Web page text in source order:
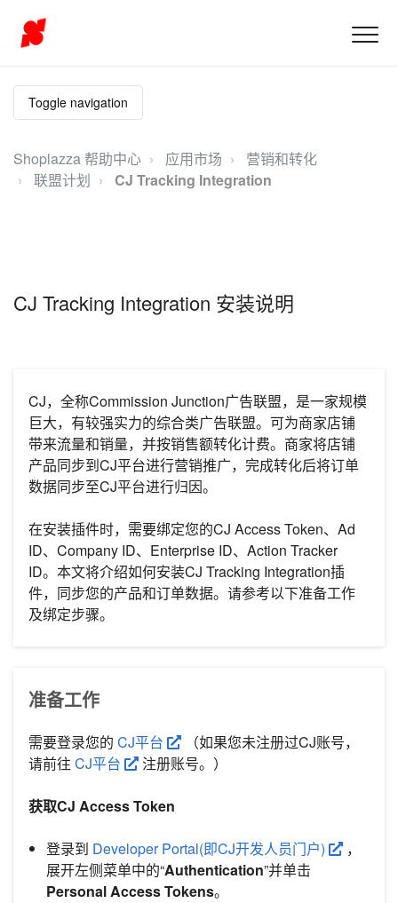
Toggle navigation
Shoplazza 帮助中心 应用市场
营销和转化
联盟计划
CJ Tracking Integration
CJ Tracking Integration 安装说明
CJ，全称Commission Junction广告联盟，是一家规模
巨大，有较强实力的综合类广告联盟。可为商家店铺
带来流量和销量，并按销售额转化计费。商家将店铺
产品同步到CJ平台进行营销推广，完成转化后将订单
数据同步至CJ平台进行归因。
在安装插件时，需要绑定您的CJ Access Token、Ad
ID、Company ID、Enterprise ID、Action Tracker
ID。本文将介绍如何安装CJ Tracking Integration插
件，同步您的产品和订单数据。请参考以下准备工作
及绑定步骤。
准备工作
需要登录您的 CJ平台
（如果您未注册过CJ账号，
请前往 CJ平台 注册账号。）
获取CJ Access Token
登录到 Developer Portal(即CJ开发人员门户)
，
展开左侧菜单中的“Authentication”并单击
Personal Access Tokens。